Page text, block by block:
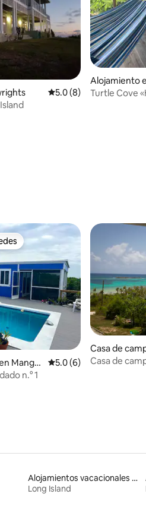
Calificación promedio:
5.0 (8)
Alojamiento
Turtle Cove
reseñas
Mangro
Calificación promedio:
5.0 (6)
n.° 1
Casa de
own
Casa de
Alojamientos vacacionales con piscina
Long Island